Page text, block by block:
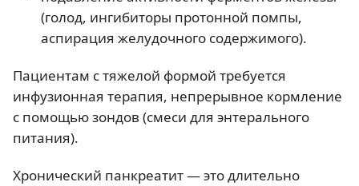
(голод, ингибиторы протонной помпы,
аспирация желудочного содержимого).
Пациентам с тяжелой формой требуется
инфузионная терапия, непрерывное кормление
с помощью зондов (смеси для энтерального
питания).
Хронический панкреатит — это длительно